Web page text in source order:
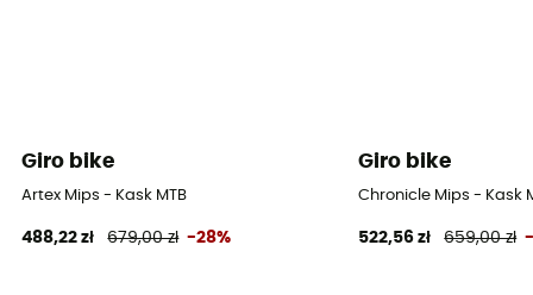
Giro bike
Artex Mips - Kask MTB
488,22 zł 679,00 zł -28%
Giro bike
Chronicle Mips - Kask
522,56 zł 659,00 zł